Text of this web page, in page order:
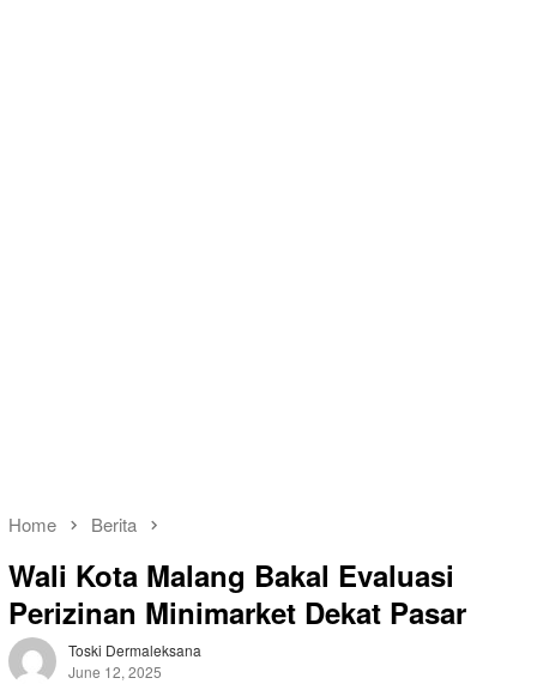
Home Berita
Wali Kota Malang Bakal Evaluasi
Perizinan Minimarket Dekat Pasar
Toski Dermaleksana
June 12, 2025